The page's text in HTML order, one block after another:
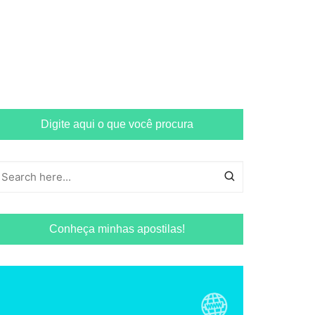
Digite aqui o que você procura
Conheça minhas apostilas!